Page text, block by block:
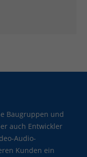
Baugruppen und
auch Entwickler
Audio-
Kunden ein